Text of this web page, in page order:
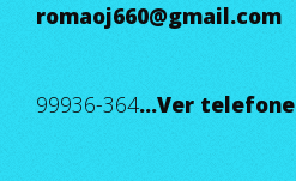
romaoj660@gmail.com
99936-364...Ver telefone